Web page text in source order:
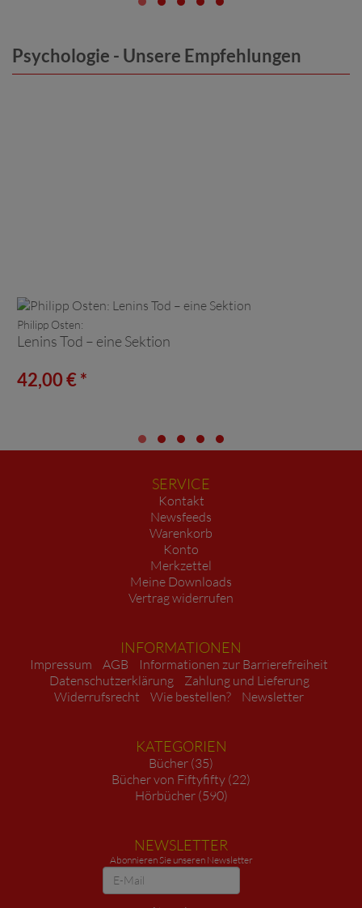
Psychologie - Unsere Empfehlungen
Philipp Osten:
Lenins Tod – eine Sektion
42,00 € *
SERVICE
Kontakt
Newsfeeds
Warenkorb
Konto
Merkzettel
Meine Downloads
Vertrag widerrufen
INFORMATIONEN
Impressum AGB
Informationen zur Barrierefreiheit
Datenschutzerklärung
Zahlung und Lieferung
Widerrufsrecht
Wie bestellen? Newsletter
KATEGORIEN
Bücher (35)
Bücher von Fiftyfifty (22)
Hörbücher (590)
NEWSLETTER
Abonnieren Sie unseren Newsletter
Newsletter